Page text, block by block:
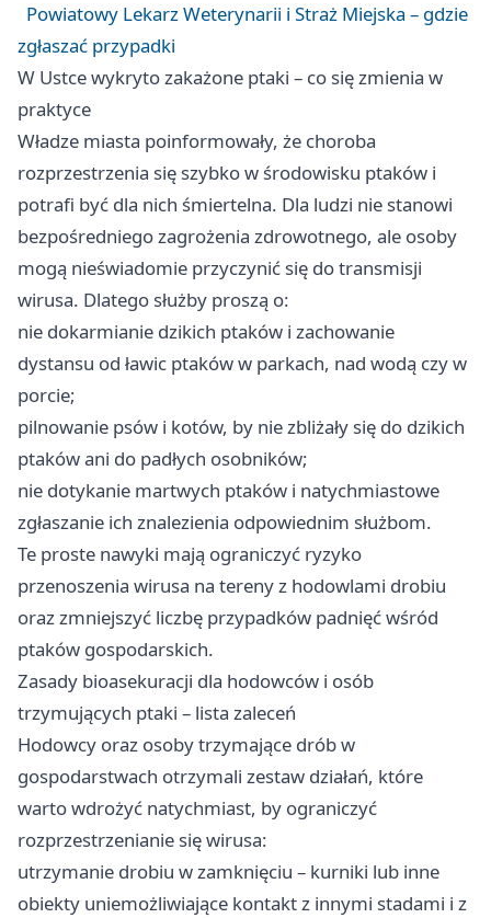
Powiatowy Lekarz Weterynarii i Straż Miejska – gdzie
zgłaszać przypadki
W Ustce wykryto zakażone ptaki – co się zmienia w
praktyce
Władze miasta poinformowały, że choroba
rozprzestrzenia się szybko w środowisku ptaków i
potrafi być dla nich śmiertelna. Dla ludzi nie stanowi
bezpośredniego zagrożenia zdrowotnego, ale osoby
mogą nieświadomie przyczynić się do transmisji
wirusa. Dlatego służby proszą o:
nie dokarmianie dzikich ptaków i zachowanie
dystansu od ławic ptaków w parkach, nad wodą czy w
porcie;
pilnowanie psów i kotów, by nie zbliżały się do dzikich
ptaków ani do padłych osobników;
nie dotykanie martwych ptaków i natychmiastowe
zgłaszanie ich znalezienia odpowiednim służbom.
Te proste nawyki mają ograniczyć ryzyko
przenoszenia wirusa na tereny z hodowlami drobiu
oraz zmniejszyć liczbę przypadków padnięć wśród
ptaków gospodarskich.
Zasady bioasekuracji dla hodowców i osób
trzymujących ptaki – lista zaleceń
Hodowcy oraz osoby trzymające drób w
gospodarstwach otrzymali zestaw działań, które
warto wdrożyć natychmiast, by ograniczyć
rozprzestrzenianie się wirusa:
utrzymanie drobiu w zamknięciu – kurniki lub inne
obiekty uniemożliwiające kontakt z innymi stadami i z